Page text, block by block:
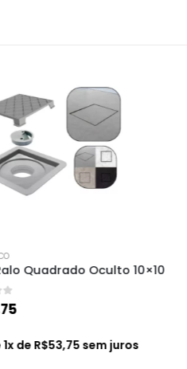
Quadrado Oculto 10×10
R$53,75sem juros